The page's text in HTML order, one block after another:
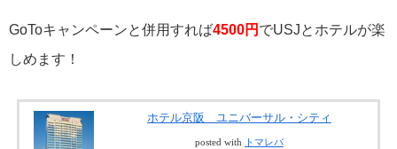
GoToキャンペーンと併用すれば4500円 でUSJとホテルが楽
しめます！
ホテル京阪 ユニバーサル・シティ
posted with トマレバ